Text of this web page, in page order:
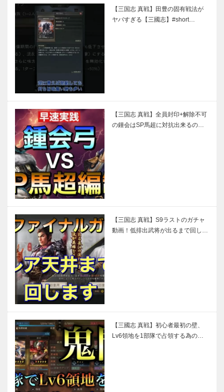
【三国志 真戦】田豊の固有戦法が
ヤバすぎる【三國志】#short…
【三国志 真戦】全員封印+解除不可
の鍾会はSP馬超に対抗出来るの…
【三国志 真戦】S9ラストのガチャ
動画！低排出武将が出るまで回し…
【三國志 真戦】初心者最初の壁、
Lv6領地を1部隊で占領する為の…